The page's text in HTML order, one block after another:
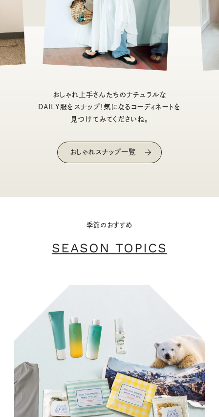
おしゃれ上手さんたちのナチュラルな
DAILY服をスナップ！気になるコーディネートを
見つけてみてくださいね。
おしゃれスナップ一覧
季節のおすすめ
SEASON TOPICS